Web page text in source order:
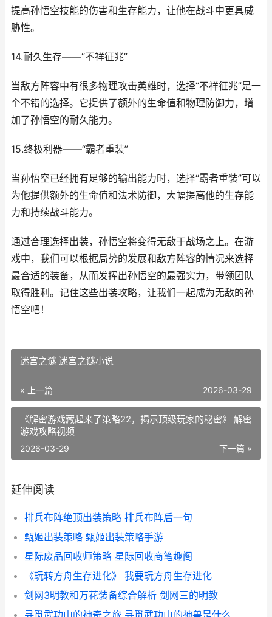
提高孙悟空技能的伤害和生存能力，让他在战斗中更具威
胁性。
14.耐久生存——“不祥征兆”
当敌方阵容中有很多物理攻击英雄时，选择“不祥征兆”是一
个不错的选择。它提供了额外的生命值和物理防御力，增
加了孙悟空的耐久能力。
15.终极利器——“霸者重装”
当孙悟空已经拥有足够的输出能力时，选择“霸者重装”可以
为他提供额外的生命值和法术防御，大幅提高他的生存能
力和持续战斗能力。
通过合理选择出装，孙悟空将变得无敌于战场之上。在游
戏中，我们可以根据局势的发展和敌方阵容的情况来选择
最合适的装备，从而发挥出孙悟空的最强实力，带领团队
取得胜利。记住这些出装攻略，让我们一起成为无敌的孙
悟空吧！
迷宫之谜 迷宫之谜小说
« 上一篇 2026-03-29
《解密游戏藏起来了策略22，揭示顶级玩家的秘密》 解密
游戏攻略视频
下一篇 »
2026-03-29
延伸阅读
排兵布阵绝顶出装策略 排兵布阵后一句
甄姬出装策略 甄姬出装策略手游
星际废品回收师策略 星际回收商笔趣阁
《玩转方舟生存进化》 我要玩方舟生存进化
剑网3明教和万花装备综合解析 剑网三的明教
寻觅武功山的神奇之旅 寻觅武功山的神兽是什么